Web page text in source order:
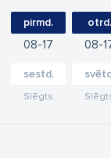
pirmd.
08 17
otrd.
08
sestd.
Slēgts